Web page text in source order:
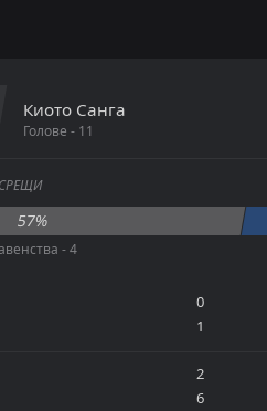
Киото Санга
Голове - 11
57%
- 4
0
1
2
6